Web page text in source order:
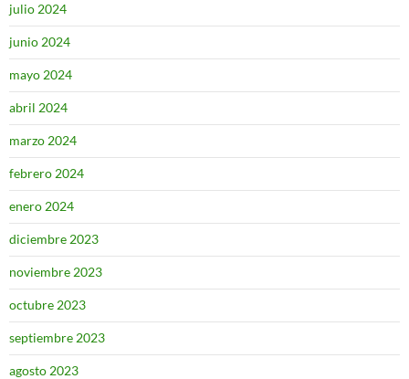
julio 2024
junio 2024
mayo 2024
abril 2024
marzo 2024
febrero 2024
enero 2024
diciembre 2023
noviembre 2023
octubre 2023
septiembre 2023
agosto 2023